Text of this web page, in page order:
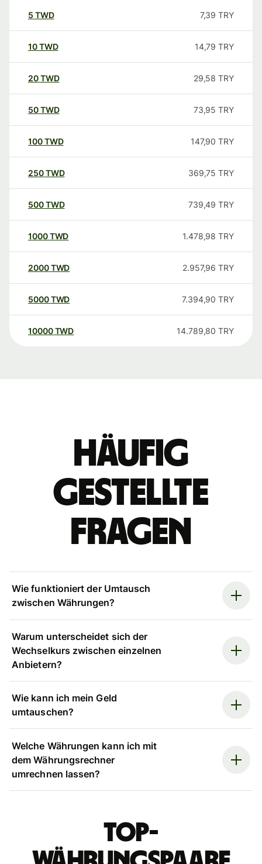
5 TWD 7,39 TRY
10TWD 14,79 TRY
20TWD 29,58 TRY
50TWD 73,95 TRY
100TWD 147,90 TRY
250TWD 369,75 TRY
500TWD 739,49 TRY
1000TWD 1.478,98 TRY
2000TWD 2.957,96 TRY
5000TWD 7.394,90 TRY
10000 TWD 14.789,80 TRY
Häufig
gestellte
Fragen
Wie funktioniert der Umtausch
zwischen Währungen?
Warum unterscheidet sich der
Wechselkurs zwischen einzelnen
Anbietern?
Wie kann ich mein Geld
umtauschen?
Welche Währungen kann ich mit
dem Währungsrechner
umrechnen lassen?
Top-